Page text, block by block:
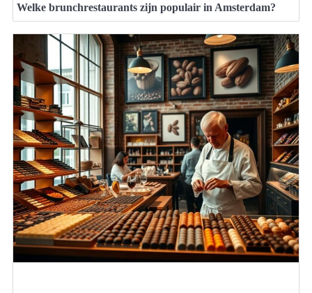
Welke brunchrestaurants zijn populair in Amsterdam?